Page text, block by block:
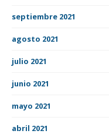
septiembre 2021
agosto 2021
julio 2021
junio 2021
mayo 2021
abril 2021